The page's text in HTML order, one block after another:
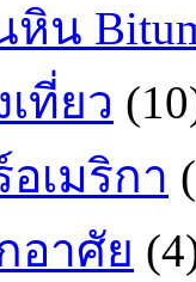
หิน
ที่ยว
เมริกา
อาศัย